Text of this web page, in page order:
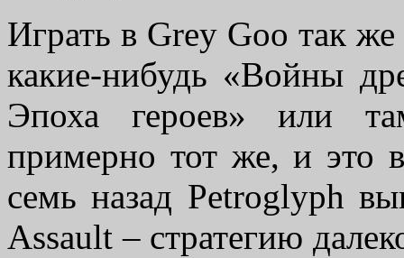
Играть в Grey Goo так
какие-нибудь «Войны
Эпоха героев» или
примерно тот же, и это
семь назад Petroglyph
Assault – стратегию